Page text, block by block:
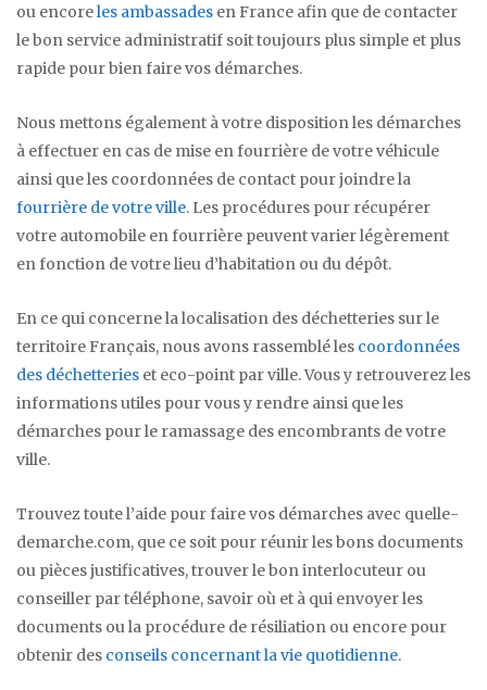
ou encoreles ambassades en France afin que de contacter
le bon service administratif soit toujours plus simple et plus
rapide pour bien faire vos démarches.
Nous mettons également à votre disposition les démarches
à effectuer en cas de mise en fourrière de votre véhicule
ainsi que les coordonnées de contact pour joindre la
fourrière de votre ville. Les procédures pour récupérer
votre automobile en fourrière peuvent varier légèrement
en fonction de votre lieu d’habitation ou du dépôt.
En ce qui concerne la localisation des déchetteries sur le
territoire Français, nous avons rassemblé les coordonnées
des déchetteries et eco-point par ville. Vous y retrouverez les
informations utiles pour vous y rendre ainsi que les
démarches pour le ramassage des encombrants de votre
ville.
Trouvez toute l’aide pour faire vos démarches avec quelle-
demarche.com, que ce soit pour réunir les bons documents
ou pièces justificatives, trouver le bon interlocuteur ou
conseiller par téléphone, savoir où et à qui envoyer les
documents ou la procédure de résiliation ou encore pour
obtenir des conseils concernant la vie quotidienne.